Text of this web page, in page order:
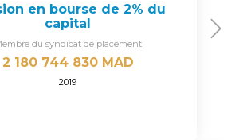
en bourse de 2% du
capital
du syndicat de placement
2 180 744 830 MAD
2019